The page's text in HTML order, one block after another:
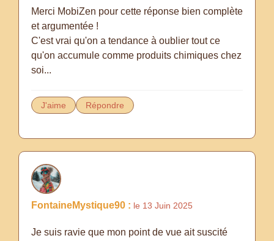
Merci MobiZen pour cette réponse bien complète
et argumentée !
C'est vrai qu'on a tendance à oublier tout ce
qu'on accumule comme produits chimiques chez
soi...
J'aime Répondre
FontaineMystique90 : le 13 Juin 2025
Je suis ravie que mon point de vue ait suscité